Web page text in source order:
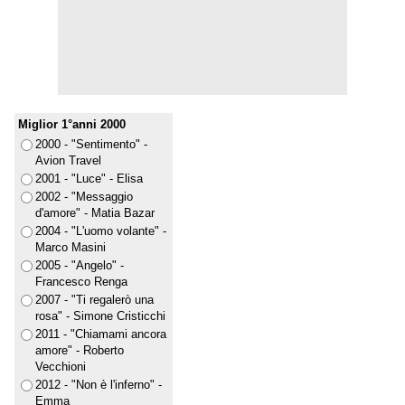
Miglior 1°anni 2000
2000 - "Sentimento" -
Avion Travel
2001 - "Luce" - Elisa
2002 - "Messaggio
d'amore" - Matia Bazar
2004 - "L'uomo volante" -
Marco Masini
2005 - "Angelo" -
Francesco Renga
2007 - "Ti regalerò una
rosa" - Simone Cristicchi
2011 - "Chiamami ancora
amore" - Roberto
Vecchioni
2012 - "Non è l'inferno" -
Emma